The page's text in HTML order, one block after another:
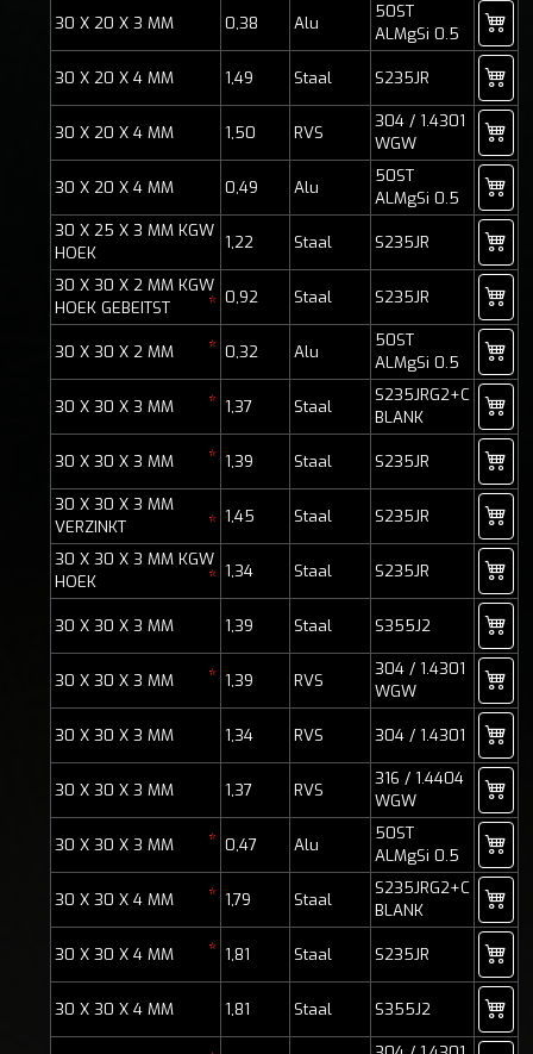
30 X 20 X 3 MM 0,38 Alu
50ST
ALMgSi 0.5
30 X 20 X 4 MM 1,49 Staal S235JR
30 X 20 X 4 MM 1,50 RVS
304 / 1.4301
WGW
30 X 20 X 4 MM 0,49 Alu
50ST
ALMgSi 0.5
30 X 25 X 3 MM KGW
HOEK
1,22 Staal S235JR
30 X 30 X 2 MM KGW
HOEK GEBEITST
* 0,92 Staal S235JR
30 X 30 X 2 MM * 0,32 Alu
50ST
ALMgSi 0.5
30 X 30 X 3 MM * 1,37 Staal
S235JRG2+C
BLANK
30 X 30 X 3 MM * 1,39 Staal S235JR
30 X 30 X 3 MM
VERZINKT
* 1,45 Staal S235JR
30 X 30 X 3 MM KGW
HOEK
* 1,34 Staal S235JR
30 X 30 X 3 MM 1,39 Staal S355J2
30 X 30 X 3 MM * 1,39 RVS
304 / 1.4301
WGW
30 X 30 X 3 MM 1,34 RVS 304 / 1.4301
30 X 30 X 3 MM 1,37 RVS
316 / 1.4404
WGW
30 X 30 X 3 MM * 0,47 Alu
50ST
ALMgSi 0.5
30 X 30 X 4 MM * 1,79 Staal
S235JRG2+C
BLANK
30 X 30 X 4 MM * 1,81 Staal S235JR
30 X 30 X 4 MM 1,81 Staal S355J2